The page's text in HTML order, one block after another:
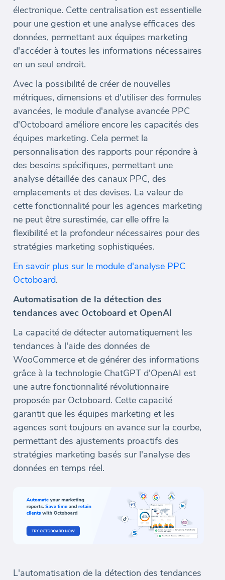
électronique. Cette centralisation est essentielle
pour une gestion et une analyse efficaces des
données, permettant aux équipes marketing
d'accéder à toutes les informations nécessaires
en un seul endroit.
Avec la possibilité de créer de nouvelles
métriques, dimensions et d'utiliser des formules
avancées, le module d'analyse avancée PPC
d'Octoboard améliore encore les capacités des
équipes marketing. Cela permet la
personnalisation des rapports pour répondre à
des besoins spécifiques, permettant une
analyse détaillée des canaux PPC, des
emplacements et des devises. La valeur de
cette fonctionnalité pour les agences marketing
ne peut être surestimée, car elle offre la
flexibilité et la profondeur nécessaires pour des
stratégies marketing sophistiquées.
En savoir plus sur le module d'analyse PPC
Octoboard.
Automatisation de la détection des
tendances avec Octoboard et OpenAI
La capacité de détecter automatiquement les
tendances à l'aide des données de
WooCommerce et de générer des informations
grâce à la technologie ChatGPT d'OpenAI est
une autre fonctionnalité révolutionnaire
proposée par Octoboard. Cette capacité
garantit que les équipes marketing et les
agences sont toujours en avance sur la courbe,
permettant des ajustements proactifs des
stratégies marketing basés sur l'analyse des
données en temps réel.
L'automatisation de la détection des tendances